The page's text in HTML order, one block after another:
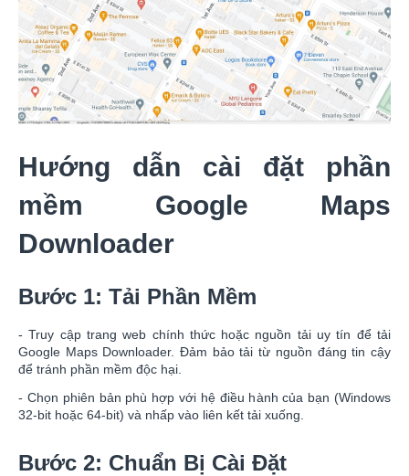
Hướng dẫn cài đặt phần
mềm Google Maps
Downloader
Bước 1: Tải Phần Mềm
- Truy cập trang web chính thức hoặc nguồn tải uy tín để tải
Google Maps Downloader. Đảm bảo tải từ nguồn đáng tin cậy
để tránh phần mềm độc hại.
- Chọn phiên bản phù hợp với hệ điều hành của bạn (Windows
32-bit hoặc 64-bit) và nhấp vào liên kết tải xuống.
Bước 2: Chuẩn Bị Cài Đặt